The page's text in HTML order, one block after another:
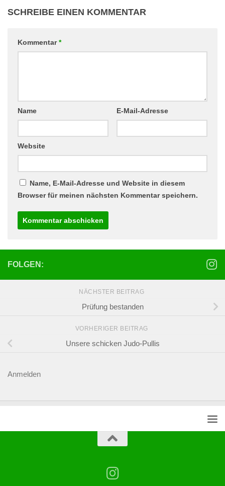
SCHREIBE EINEN KOMMENTAR
Kommentar*
Name E-Mail-Adresse
Website
Name, E-Mail-Adresse und Website in diesem
Browser für meinen nächsten Kommentar speichern.
FOLGEN:
NÄCHSTER BEITRAG
Prüfung bestanden
VORHERIGER BEITRAG
Unsere schicken Judo-Pullis
Anmelden